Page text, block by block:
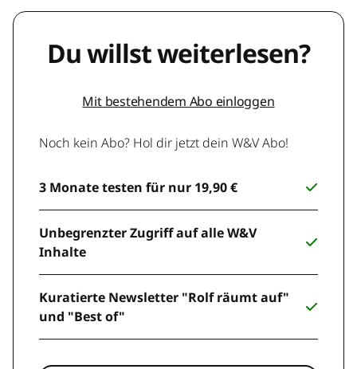
Du willst weiterlesen?
Mit bestehendem Abo einloggen
Noch kein Abo? Hol dir jetzt dein W&V Abo!
3 Monate testen für nur 19,90 €
Unbegrenzter Zugriff auf alle W&V
Inhalte
Kuratierte Newsletter "Rolf räumt auf"
und "Best of"